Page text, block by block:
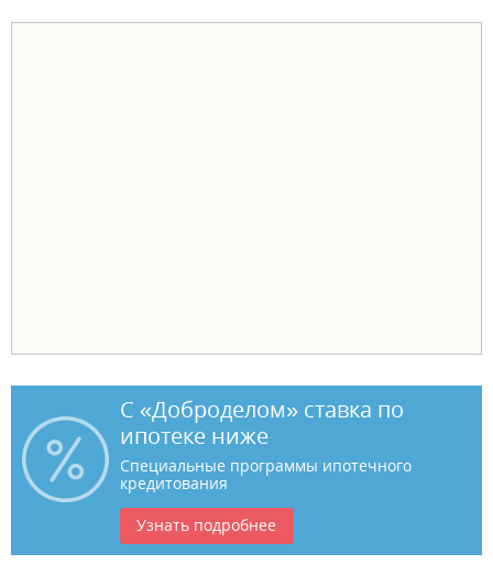
С «Доброделом» ставка по
ипотеке ниже
Специальные программы ипотечного
кредитования
Узнать подробнее